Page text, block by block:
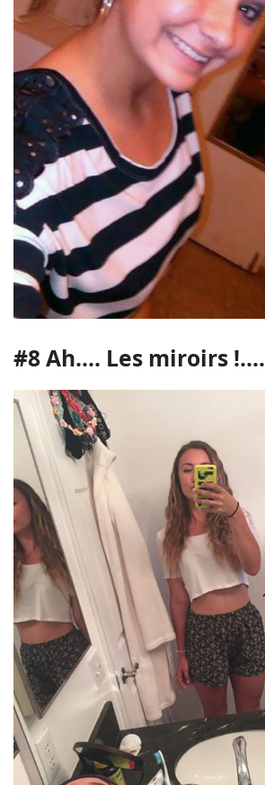
#8 Ah.... Les miroirs !....